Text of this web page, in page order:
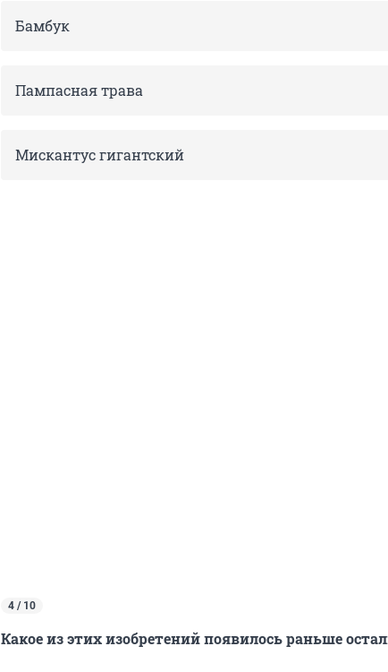
Бамбук
Пампасная трава
Мискантус гигантский
4 / 10
Какое из этих изобретений появилось раньше